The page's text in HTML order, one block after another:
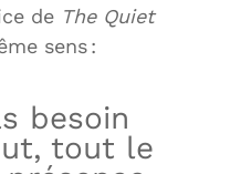
de The Quiet
sens :
besoin
tout le